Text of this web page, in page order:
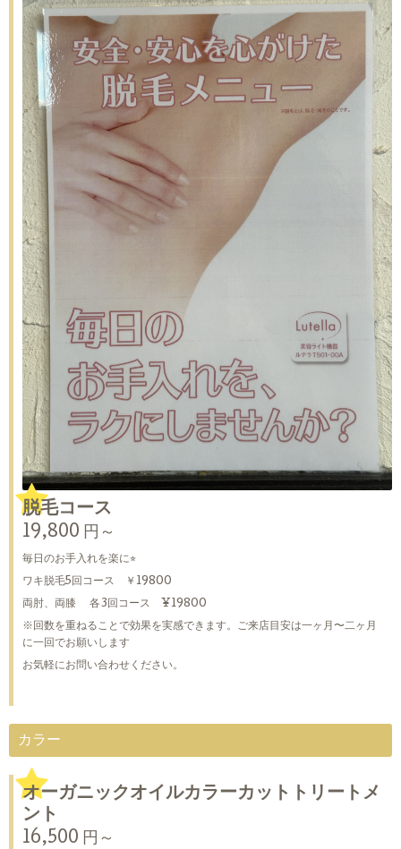
脱毛コース
19,800 円～
毎日のお手入れを楽に⭐︎
ワキ脱毛5回コース ￥19800
両肘、両膝 各3回コース ¥19800
※回数を重ねることで効果を実感できます。ご来店目安は一ヶ月〜二ヶ月
に一回でお願いします
お気軽にお問い合わせください。
カラー
オーガニックオイルカラーカットトリートメ
ント
16,500 円～